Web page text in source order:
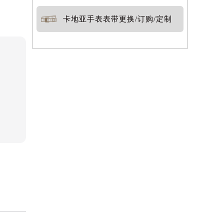
卡地亚手表表带更换/订购/定制